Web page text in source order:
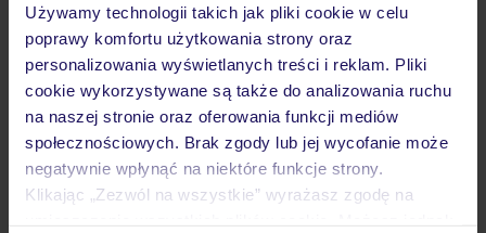
Używamy technologii takich jak pliki cookie w celu
poprawy komfortu użytkowania strony oraz
personalizowania wyświetlanych treści i reklam. Pliki
cookie wykorzystywane są także do analizowania ruchu
na naszej stronie oraz oferowania funkcji mediów
społecznościowych. Brak zgody lub jej wycofanie może
negatywnie wpłynąć na niektóre funkcje strony.
Klikając „Zezwól na wszystkie” wyrażasz zgodę na
Opinie
Pokoje